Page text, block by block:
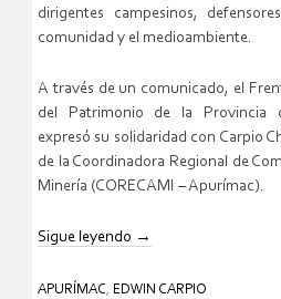
dirigentes campesinos,
comunidad y el medioambiente.
A través de un comunicado, el
del Patrimonio de la Provincia
expresó su solidaridad con Carpio
de la Coordinadora Regional de
Minería (CORECAMI – Apurímac).
Sigue leyendo →
APURÍMAC, EDWIN CARPIO